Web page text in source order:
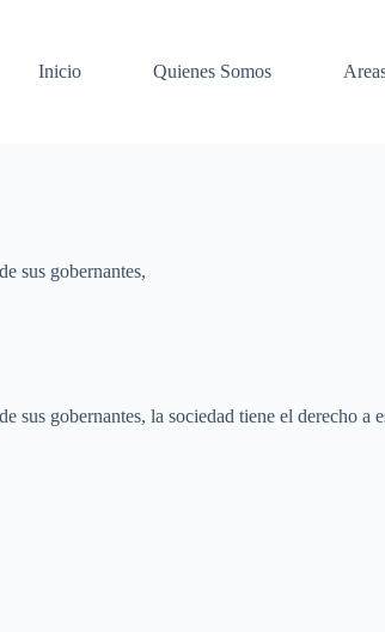
Inicio
Quienes Somos
sus gobernantes,
gobernantes, la sociedad tiene el derecho